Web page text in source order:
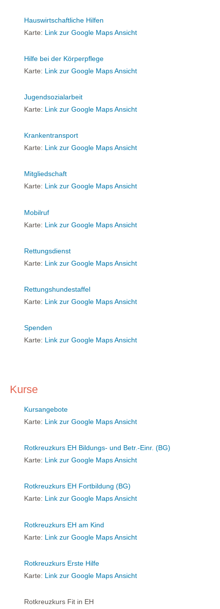
Hauswirtschaftliche Hilfen
Karte: Link zur Google Maps Ansicht
Hilfe bei der Körperpflege
Karte: Link zur Google Maps Ansicht
Jugendsozialarbeit
Karte: Link zur Google Maps Ansicht
Krankentransport
Karte: Link zur Google Maps Ansicht
Mitgliedschaft
Karte: Link zur Google Maps Ansicht
Mobilruf
Karte: Link zur Google Maps Ansicht
Rettungsdienst
Karte: Link zur Google Maps Ansicht
Rettungshundestaffel
Karte: Link zur Google Maps Ansicht
Spenden
Karte: Link zur Google Maps Ansicht
Kurse
Kursangebote
Karte: Link zur Google Maps Ansicht
Rotkreuzkurs EH Bildungs- und Betr.-Einr. (BG)
Karte: Link zur Google Maps Ansicht
Rotkreuzkurs EH Fortbildung (BG)
Karte: Link zur Google Maps Ansicht
Rotkreuzkurs EH am Kind
Karte: Link zur Google Maps Ansicht
Rotkreuzkurs Erste Hilfe
Karte: Link zur Google Maps Ansicht
Rotkreuzkurs Fit in EH